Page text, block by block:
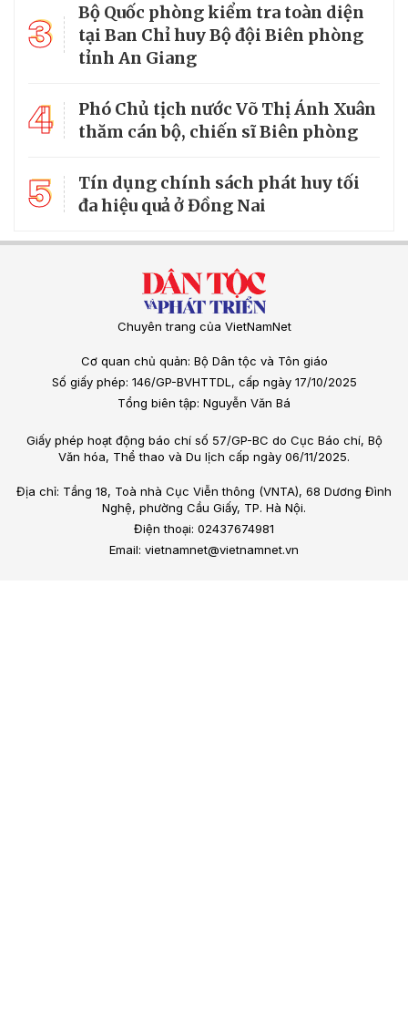
3
Bộ Quốc phòng kiểm tra toàn diện
tại Ban Chỉ huy Bộ đội Biên phòng
tỉnh An Giang
4
Phó Chủ tịch nước Võ Thị Ánh Xuân
thăm cán bộ, chiến sĩ Biên phòng
5
Tín dụng chính sách phát huy tối
đa hiệu quả ở Đồng Nai
Chuyên trang của VietNamNet
Cơ quan chủ quản: Bộ Dân tộc và Tôn giáo
Số giấy phép: 146/GP-BVHTTDL, cấp ngày 17/10/2025
Tổng biên tập: Nguyễn Văn Bá
Giấy phép hoạt động báo chí số 57/GP-BC do Cục Báo chí, Bộ
Văn hóa, Thể thao và Du lịch cấp ngày 06/11/2025.
Địa chỉ: Tầng 18, Toà nhà Cục Viễn thông (VNTA), 68 Dương Đình
Nghệ, phường Cầu Giấy, TP. Hà Nội.
Điện thoại: 02437674981
Email: vietnamnet@vietnamnet.vn